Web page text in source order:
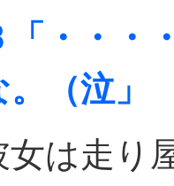
「・・・
。（泣」
女は走り